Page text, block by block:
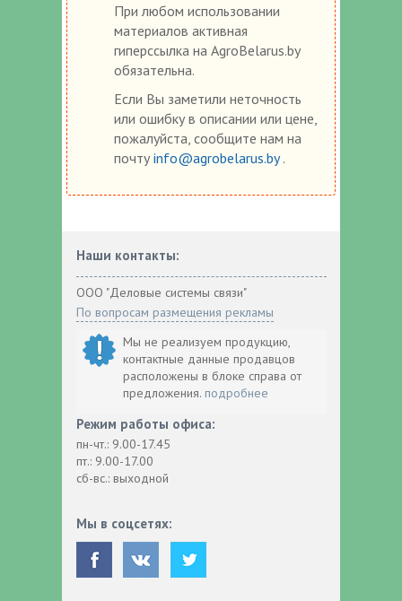
При любом использовании
материалов активная
гиперссылка на AgroBelarus.by
обязательна.
Если Вы заметили неточность
или ошибку в описании или цене,
пожалуйста, сообщите нам на
почту info@agrobelarus.by.
Наши контакты:
ООО "Деловые системы связи"
По вопросам размещения рекламы
Мы не реализуем продукцию,
контактные данные продавцов
расположены в блоке справа от
предложения. подробнее
Режим работы офиса:
пн-чт.: 9.00-17.45
пт.: 9.00-17.00
сб-вс.: выходной
Мы в соцсетях: